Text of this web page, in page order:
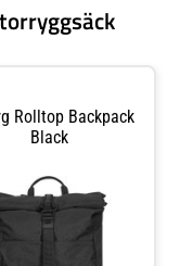
Rolltop Backpack
Black